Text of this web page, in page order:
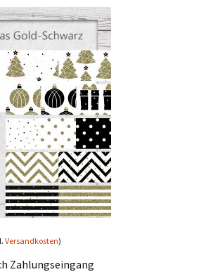
Versandkosten)
Zahlungseingang